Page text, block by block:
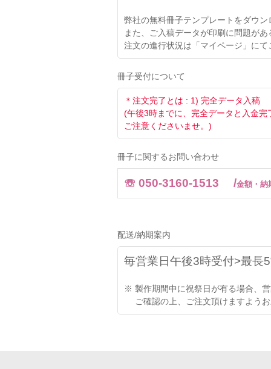
弊社の無料冊子テンプレートをダウ
また、ご入稿データが印刷に問題が
注文の進行状況は「マイページ」に
冊子受付について
＊注文完了とは : 1) 完全データ入稿
(午後3時までに、完全データと入金
ご注意くださいませ。)
冊子に関するお問い合わせ
☏ 050-3160-1513 /金額・納
配送/納期案内
毎営業日午後3時受付>最長
※ 製作期間中に祝祭日が有る場合、
ご確認の上、ご注文頂けますよう